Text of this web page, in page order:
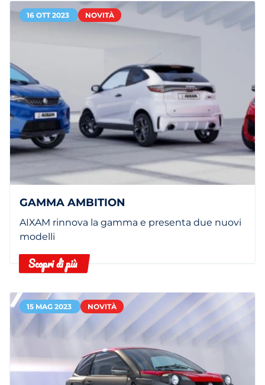
16 OTT 2023 NOVITÀ
GAMMA AMBITION
AIXAM rinnova la gamma e presenta due nuovi
modelli
Scopri di più
15 MAG 2023 NOVITÀ